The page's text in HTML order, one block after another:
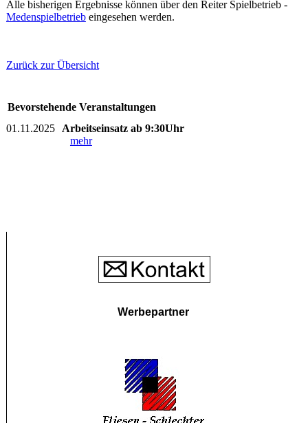
Alle bisherigen Ergebnisse können über den Reiter Spielbetrieb -
Medenspielbetriebeingesehen werden.
Zurück zur Übersicht
Bevorstehende Veranstaltungen
01.11.2025
Arbeitseinsatz ab 9:30Uhr
mehr
Werbepartner